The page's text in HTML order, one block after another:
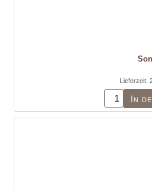
Lieferzeit:
In